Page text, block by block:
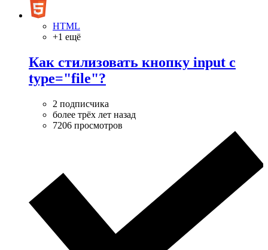
HTML
+1 ещё
Как стилизовать кнопку input с
type="file"?
2 подписчика
более трёх лет назад
7206 просмотров